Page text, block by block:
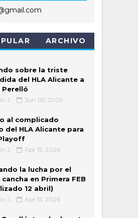
ARCHIVO
sobre la triste
del HLA Alicante a
Perelló
J. Jun 05, 2026
al complicado
del HLA Alicante para
J. Apr 15, 2026
la lucha por el
en Primera FEB
12 abril)
J. Apr 15, 2026